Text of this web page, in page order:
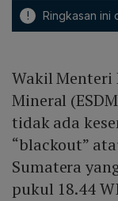
! Ringkasan ini
Wakil Menteri
Mineral
tidak ada
“blackout”
Sumatera
pukul 18.44